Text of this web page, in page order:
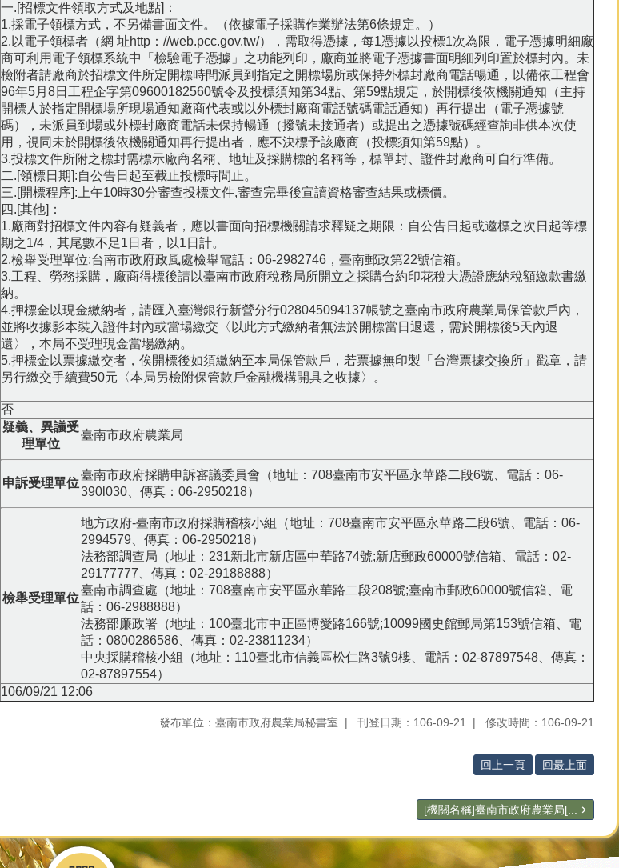
一.[招標文件領取方式及地點]：
1.採電子領標方式，不另備書面文件。（依據電子採購作業辦法第6條規定。）
2.以電子領標者（網 址http：//web.pcc.gov.tw/），需取得憑據，每1憑據以投標1次為限，電子憑據明細廠
商可利用電子領標系統中「檢驗電子憑據」之功能列印，廠商並將電子憑據書面明細列印置於標封內。未
檢附者請廠商於招標文件所定開標時間派員到指定之開標場所或保持外標封廠商電話暢通，以備依工程會
96年5月8日工程企字第09600182560號令及投標須知第34點、第59點規定，於開標後依機關通知（主持
開標人於指定開標場所現場通知廠商代表或以外標封廠商電話號碼電話通知）再行提出（電子憑據號
碼），未派員到場或外標封廠商電話未保持暢通（撥號未接通者）或提出之憑據號碼經查詢非供本次使
用，視同未於開標後依機關通知再行提出者，應不決標予該廠商（投標須知第59點）。
3.投標文件所附之標封需標示廠商名稱、地址及採購標的名稱等，標單封、證件封廠商可自行準備。
二.[領標日期]:自公告日起至截止投標時間止。
三.[開標程序]:上午10時30分審查投標文件,審查完畢後宣讀資格審查結果或標價。
四.[其他]：
1.廠商對招標文件內容有疑義者，應以書面向招標機關請求釋疑之期限：自公告日起或邀標之次日起等標
期之1/4，其尾數不足1日者，以1日計。
2.檢舉受理單位:台南市政府政風處檢舉電話：06-2982746，臺南郵政第22號信箱。
3.工程、勞務採購，廠商得標後請以臺南市政府稅務局所開立之採購合約印花稅大憑證應納稅額繳款書繳
納。
4.押標金以現金繳納者，請匯入臺灣銀行新營分行028045094137帳號之臺南市政府農業局保管款戶內，
並將收據影本裝入證件封內或當場繳交〈以此方式繳納者無法於開標當日退還，需於開標後5天內退
還〉，本局不受理現金當場繳納。
5.押標金以票據繳交者，俟開標後如須繳納至本局保管款戶，若票據無印製「台灣票據交換所」戳章，請
另行繳交手續費50元〈本局另檢附保管款戶金融機構開具之收據〉。
否
疑義、異議受
理單位
臺南市政府農業局
申訴受理單位
臺南市政府採購申訴審議委員會（地址：708臺南市安平區永華路二段6號、電話：06-
390l030、傳真：06-2950218）
檢舉受理單位
地方政府-臺南市政府採購稽核小組（地址：708臺南市安平區永華路二段6號、電話：06-
2994579、傳真：06-2950218）
法務部調查局（地址：231新北市新店區中華路74號;新店郵政60000號信箱、電話：02-
29177777、傳真：02-29188888）
臺南市調查處（地址：708臺南市安平區永華路二段208號;臺南市郵政60000號信箱、電
話：06-2988888）
法務部廉政署（地址：100臺北市中正區博愛路166號;10099國史館郵局第153號信箱、電
話：0800286586、傳真：02-23811234）
中央採購稽核小組（地址：110臺北市信義區松仁路3號9樓、電話：02-87897548、傳真：
02-87897554）
106/09/21 12:06
發布單位：臺南市政府農業局秘書室 刊登日期：106-09-21 修改時間：106-09-21
回上一頁 回最上面
[機關名稱]臺南市政府農業局[...